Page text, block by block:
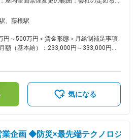
、ガス、水道など生活に必要なライフライ
設計や開発。水道管が無くても利用できる
業務内容 - WHOLE
設計・回路設計・制御設計 - CAD（2D／
良（電気機械工作含む） - 製品導入時の設
- 災害発生時の現地対応（機材搬送・設
賞製品や循環型水利用システムなど、革新
す - スキルアップを全面支援：業務に必要
積極的にサポート。大型自動車免許、けん
Cube / レスキューブ」の開発と営業保
売代理店としてWOTASTOREの管理運営
、藤根駅
円～500万円＜賃金形態＞月給制補足事項
額（基本給）：233,000円～333,000円＜
あり、選考を通じて上下する可能性があり
固定手当を含めた表記です。気になる
業企画 ◆防災×最先端テクノロジ